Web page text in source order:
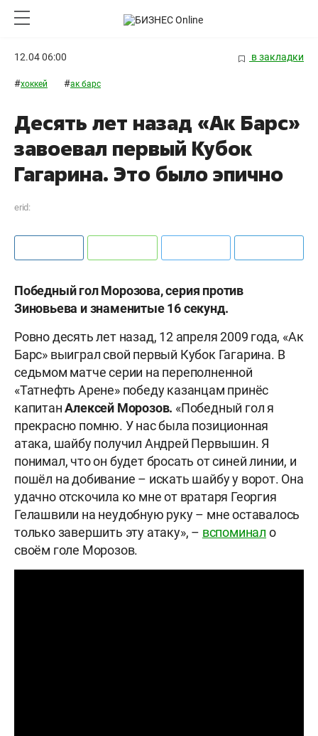
12.04 06:00 в закладки
#хоккей #ак барс
Десять лет назад «Ак Барс»
завоевал первый Кубок
Гагарина. Это было эпично
erid:
Победный гол Морозова, серия против
Зиновьева и знаменитые 16 секунд.
Ровно десять лет назад, 12 апреля 2009 года, «Ак
Барс» выиграл свой первый Кубок Гагарина. В
седьмом матче серии на переполненной
«Татнефть Арене» победу казанцам принёс
капитанАлексей Морозов. «Победный гол я
прекрасно помню. У нас была позиционная
атака, шайбу получил Андрей Первышин. Я
понимал, что он будет бросать от синей линии, и
пошёл на добивание – искать шайбу у ворот. Она
удачно отскочила ко мне от вратаря Георгия
Гелашвили на неудобную руку – мне оставалось
только завершить эту атаку», – вспоминал о
своём голе Морозов.